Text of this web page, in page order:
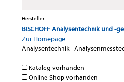
Hersteller
BISCHOFF Analysentechnik und -
Zur Homepage
Analysentechnik·
Katalog vorhanden
Online-Shop vorhanden